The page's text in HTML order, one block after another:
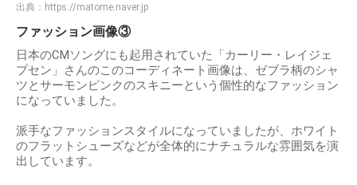
出典： https://matome.naver.jp
ファッション画像③
日本のCMソングにも起用されていた「カーリー・レイジェ
プセン」さんのこのコーディネート画像は、ゼブラ柄のシャ
ツとサーモンピンクのスキニーという個性的なファッション
になっていました。
派手なファッションスタイルになっていましたが、ホワイト
のフラットシューズなどが全体的にナチュラルな雰囲気を演
出しています。